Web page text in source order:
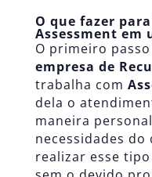
O que fazer
Assessment em
O primeiro
empresa de
trabalha com
dela o
maneira
necessidades do
realizar esse